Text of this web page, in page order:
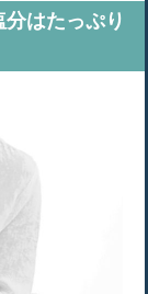
分はたっぷり